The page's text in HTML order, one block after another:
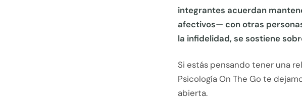
integrantes acuerdan
afectivos— con otras
la infidelidad, se sostiene
Si estás pensando tener una
Psicología On The Go te
abierta.